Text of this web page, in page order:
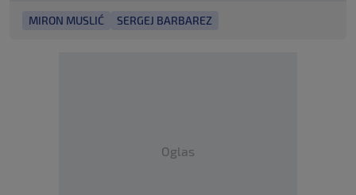
MIRON MUSLIĆ SERGEJ BARBAREZ
Oglas